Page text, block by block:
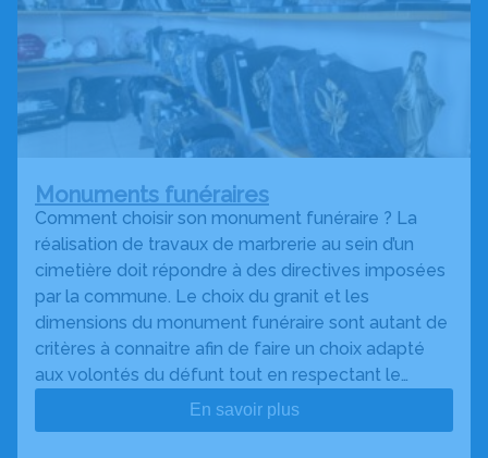
Monuments funéraires
Comment choisir son monument funéraire ? La
réalisation de travaux de marbrerie au sein d’un
cimetière doit répondre à des directives imposées
par la commune. Le choix du granit et les
dimensions du monument funéraire sont autant de
critères à connaitre afin de faire un choix adapté
aux volontés du défunt tout en respectant le…
En savoir plus